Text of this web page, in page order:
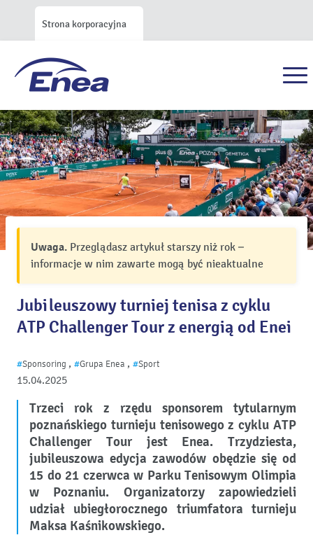
Strona korporacyjna
Uwaga. Przeglądasz artykuł starszy niż rok –
informacje w nim zawarte mogą być nieaktualne
Jubileuszowy turniej tenisa z cyklu
ATP Challenger Tour z energią od Enei
15.04.2025
#Sponsoring , #Grupa Enea , #Sport
Trzeci rok z rzędu sponsorem tytularnym
poznańskiego turnieju tenisowego z cyklu ATP
Challenger Tour jest Enea. Trzydziesta,
jubileuszowa edycja zawodów obędzie się od
15 do 21 czerwca w Parku Tenisowym Olimpia
w Poznaniu. Organizatorzy zapowiedzieli
udział ubiegłorocznego triumfatora turnieju
Maksa Kaśnikowskiego.